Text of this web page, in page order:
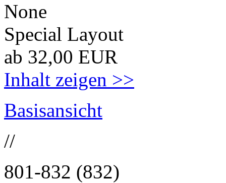
None
Special Layout
ab 32,00 EUR
Inhalt zeigen >>
Basisansicht
//
801-832 (832)